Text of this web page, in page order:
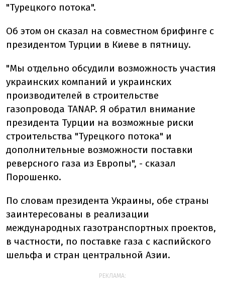
"Турецкого потока".
Об этом он сказал на совместном брифинге с
президентом Турции в Киеве в пятницу.
"Мы отдельно обсудили возможность участия
украинских компаний и украинских
производителей в строительстве
газопровода TANAP. Я обратил внимание
президента Турции на возможные риски
строительства "Турецкого потока" и
дополнительные возможности поставки
реверсного газа из Европы", - сказал
Порошенко.
По словам президента Украины, обе страны
заинтересованы в реализации
международных газотранспортных проектов,
в частности, по поставке газа с каспийского
шельфа и стран центральной Азии.
РЕКЛАМА: